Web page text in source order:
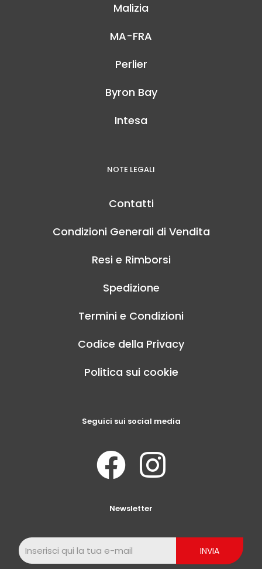
Malizia
MA-FRA
Perlier
Byron Bay
Intesa
NOTE LEGALI
Contatti
Condizioni Generali di Vendita
Resi e Rimborsi
Spedizione
Termini e Condizioni
Codice della Privacy
Politica sui cookie
Seguici sui social media
Newsletter